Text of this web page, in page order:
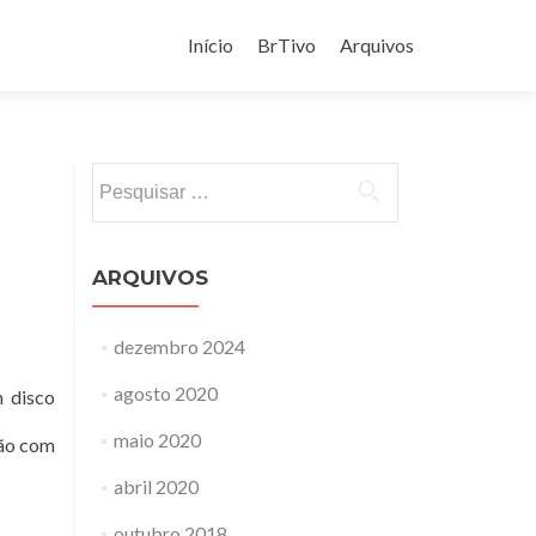
para
Início BrTivo Arquivos
disco
com
por:
ARQUIVOS
dezembro 2024
agosto 2020
maio 2020
abril 2020